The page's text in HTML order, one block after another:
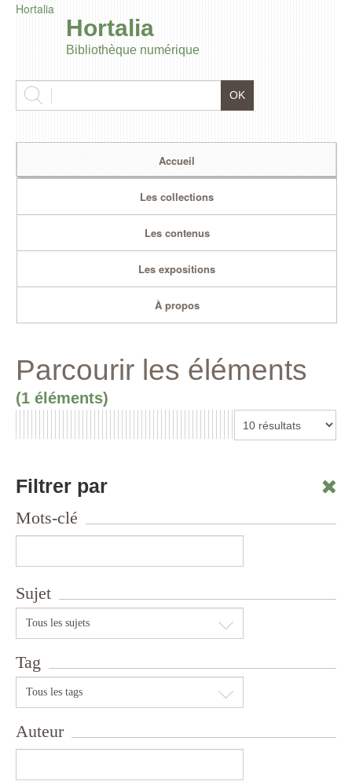
Hortalia
Hortalia
Bibliothèque numérique
Accueil
Les collections
Les contenus
Les expositions
À propos
Parcourir les éléments
(1 éléments)
Filtrer par
Mots-clé
Sujet
Tous les sujets
Tag
Tous les tags
Auteur